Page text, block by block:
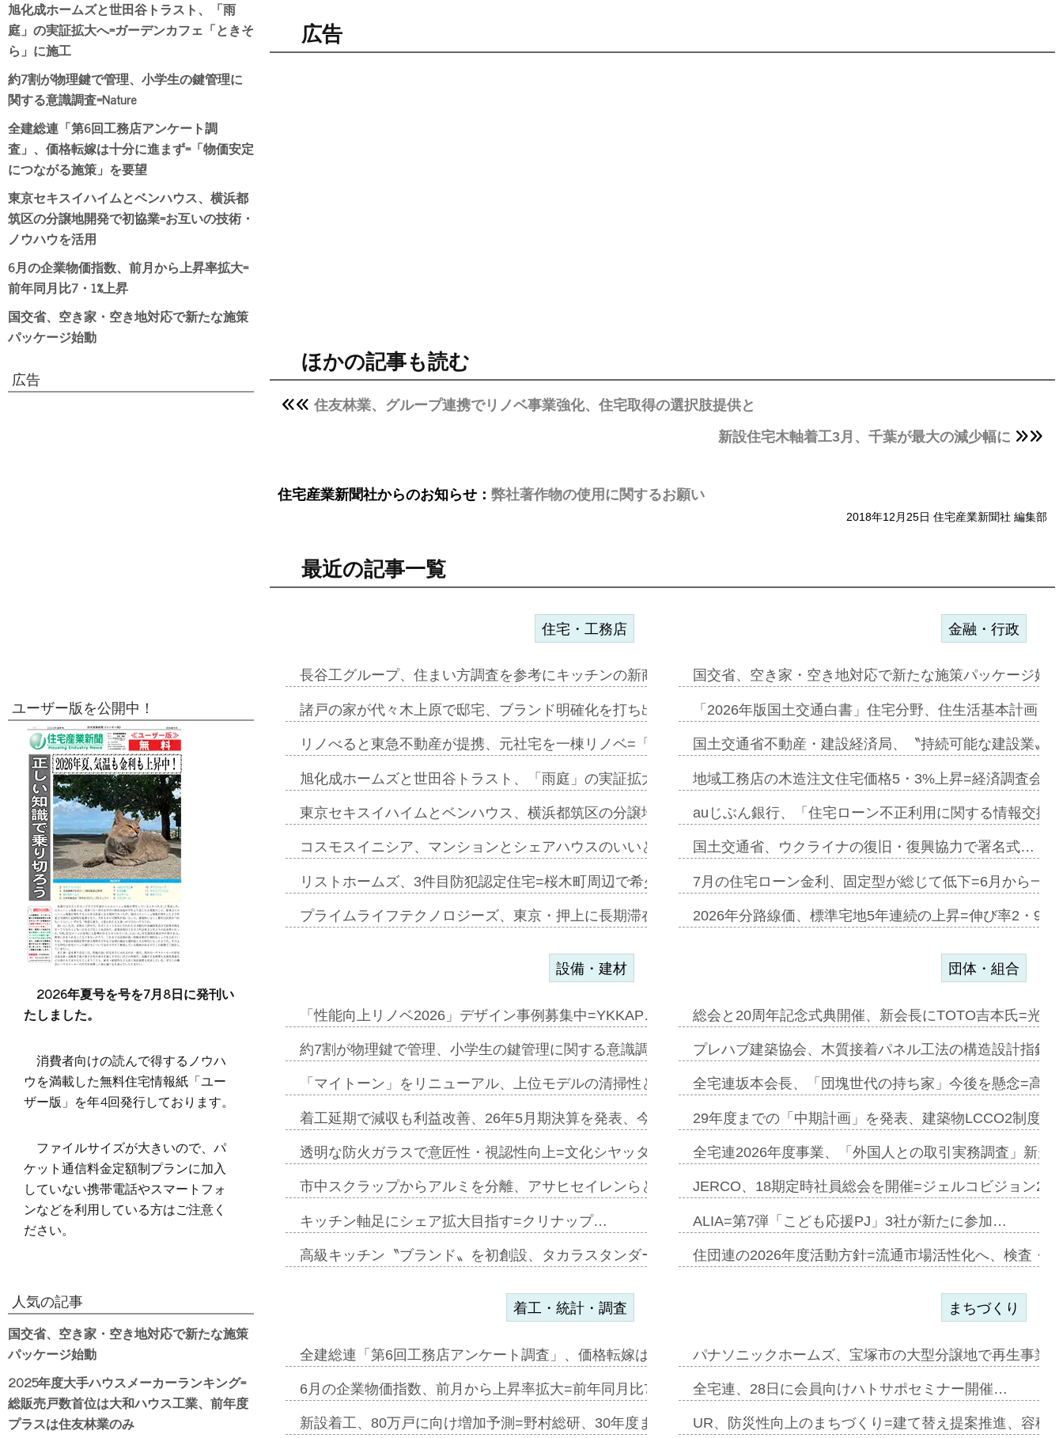
広告
ほかの記事も読む
住友林業、グループ連携でリノベ事業強化、住宅取得の選択肢提供と
新設住宅木軸着工3月、千葉が最大の減少幅に
住宅産業新聞社からのお知らせ： 弊社著作物の使用に関するお願い
2018年12月25日 住宅産業新聞社 編集部
最近の記事一覧
住宅・工務店
長谷工グループ、住まい方調査を参考にキッチンの新商品=「ファミーレキ…
諸戸の家が代々木上原で邸宅、ブランド明確化を打ち出す=年内にも城南エ…
リノべると東急不動産が提携、元社宅を一棟リノベ=「職住遊」融合型の賃…
旭化成ホームズと世田谷トラスト、「雨庭」の実証拡大へ=ガーデンカフェ…
東京セキスイハイムとベンハウス、横浜都筑区の分譲地開発で初協業=お互…
コスモスイニシア、マンションとシェアハウスのいいとこどりのコリビング…
リストホームズ、3件目防犯認定住宅=桜木町周辺で希少価値のある2階建…
プライムライフテクノロジーズ、東京・押上に長期滞在型ホテル第1弾が開…
金融・行政
国交省、空き家・空き地対応で新たな施策パッケージ始
「2026年版国土交通白書」住宅分野、住生活基本計画
国土交通省不動産・建設経済局、〝持続可能な建設業〟
地域工務店の木造注文住宅価格5・3%上昇=経済調査会
auじぶん銀行、「住宅ローン不正利用に関する情報交換
国土交通省、ウクライナの復旧・復興協力で署名式…
7月の住宅ローン金利、固定型が総じて低下=6月から一
2026年分路線価、標準宅地5年連続の上昇=伸び率2・
設備・建材
「性能向上リノベ2026」デザイン事例募集中=YKKAP…
約7割が物理鍵で管理、小学生の鍵管理に関する意識調査=Nature…
「マイトーン」をリニューアル、上位モデルの清掃性と安全性追加=リンナ…
着工延期で減収も利益改善、26年5月期決算を発表、今期は増収見込む=…
透明な防火ガラスで意匠性・視認性向上=文化シヤッター…
市中スクラップからアルミを分離、アサヒセイレンらと協働開発開始=三協…
キッチン軸足にシェア拡大目指す=クリナップ…
高級キッチン〝ブランド〟を初創設、タカラスタンダードが新築分譲M専用…
団体・組合
総会と20周年記念式典開催、新会長にTOTO吉本氏=光
プレハブ建築協会、木質接着パネル工法の構造設計指針
全宅連坂本会長、「団塊世代の持ち家」今後を懸念=高
29年度までの「中期計画」を発表、建築物LCCO2制度
全宅連2026年度事業、「外国人との取引実務調査」新規
JERCO、18期定時社員総会を開催=ジェルコビジョン
ALIA=第7弾「こども応援PJ」3社が新たに参加…
住団連の2026年度活動方針=流通市場活性化へ、検査・
着工・統計・調査
全建総連「第6回工務店アンケート調査」、価格転嫁は十分に進まず=「物…
6月の企業物価指数、前月から上昇率拡大=前年同月比7・1%上昇…
新設着工、80万戸に向け増加予測=野村総研、30年度まで〝揺り戻し〟…
まちづくり
パナソニックホームズ、宝塚市の大型分譲地で再生事業
全宅連、28日に会員向けハトサポセミナー開催…
UR、防災性向上のまちづくり=建て替え提案推進、容積
旭化成ホームズと世田谷トラスト、「雨
庭」の実証拡大へ=ガーデンカフェ「ときそ
ら」に施工
約7割が物理鍵で管理、小学生の鍵管理に
関する意識調査=Nature
全建総連「第6回工務店アンケート調
査」、価格転嫁は十分に進まず=「物価安定
につながる施策」を要望
東京セキスイハイムとベンハウス、横浜都
筑区の分譲地開発で初協業=お互いの技術・
ノウハウを活用
6月の企業物価指数、前月から上昇率拡大=
前年同月比7・1%上昇
国交省、空き家・空き地対応で新たな施策
パッケージ始動
広告
ユーザー版を公開中！
2026年夏号を号を7月8日に発刊い
たしました。
消費者向けの読んで得するノウハ
ウを満載した無料住宅情報紙「ユー
ザー版」を年4回発行しております。
ファイルサイズが大きいので、パ
ケット通信料金定額制プランに加入
していない携帯電話やスマートフォ
ンなどを利用している方はご注意く
ださい。
人気の記事
国交省、空き家・空き地対応で新たな施策
パッケージ始動
2025年度大手ハウスメーカーランキング=
総販売戸数首位は大和ハウス工業、前年度
プラスは住友林業のみ